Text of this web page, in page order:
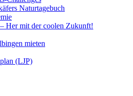
Naturtagebuch
Her mit der coolen Zukunft!
mieten
(LJP)